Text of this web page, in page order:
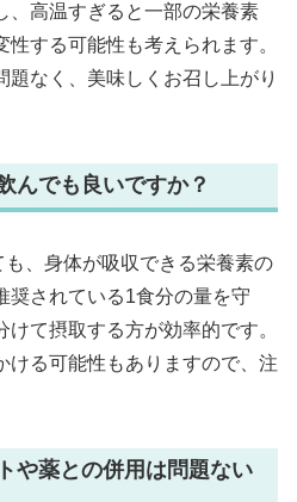
、高温すぎると一部の栄養素
性する可能性も考えられます。
題なく、美味しくお召し上がり
んでも良いですか？
、身体が吸収できる栄養素の
奨されている1食分の量を守
て摂取する方が効率的です。
ける可能性もありますので、注
や薬との併用は問題ない